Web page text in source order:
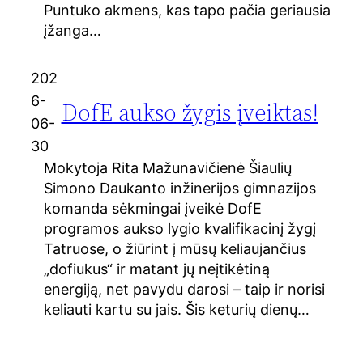
Puntuko akmens, kas tapo pačia geriausia
įžanga…
202
6-
06-
30
DofE aukso žygis įveiktas!
Mokytoja Rita Mažunavičienė Šiaulių
Simono Daukanto inžinerijos gimnazijos
komanda sėkmingai įveikė DofE
programos aukso lygio kvalifikacinį žygį
Tatruose, o žiūrint į mūsų keliaujančius
„dofiukus“ ir matant jų neįtikėtiną
energiją, net pavydu darosi – taip ir norisi
keliauti kartu su jais. Šis keturių dienų…